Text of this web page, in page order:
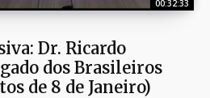
00:32:33
Dr. Ricardo
dos Brasileiros
de 8 de Janeiro)